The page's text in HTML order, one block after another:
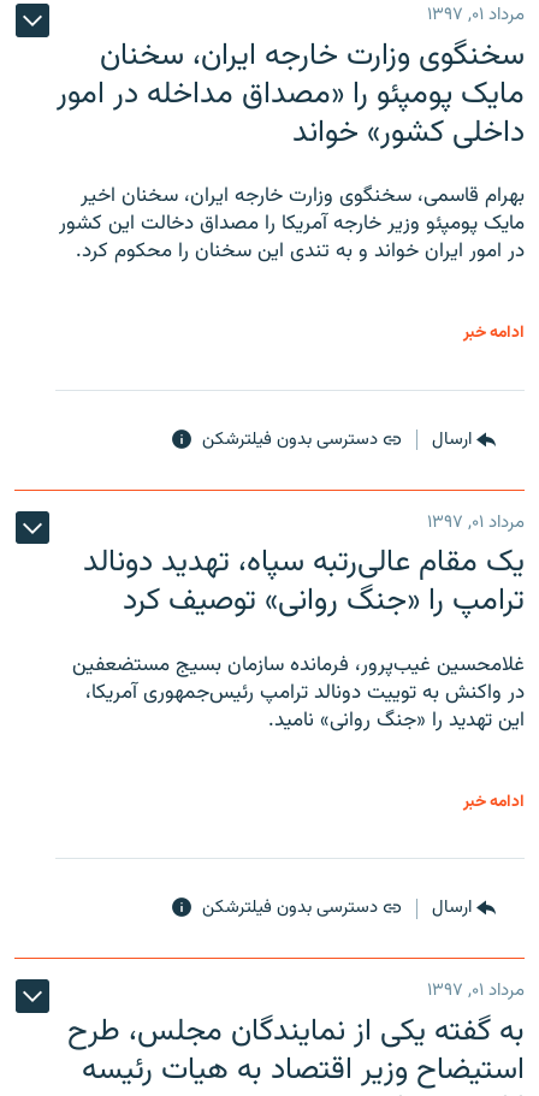
مرداد ۰۱, ۱۳۹۷
سخنگوی وزارت خارجه ایران، سخنان
مایک پومپئو را «مصداق مداخله در امور
داخلی کشور» خواند
بهرام قاسمی، سخنگوی وزارت خارجه ایران، سخنان اخیر
مایک پومپئو وزیر خارجه آمریکا را مصداق دخالت این کشور
در امور ایران خواند و به تندی این سخنان را محکوم کرد.
ادامه خبر
ارسال دسترسی بدون فیلترشکن
مرداد ۰۱, ۱۳۹۷
یک مقام عالی‌رتبه سپاه، تهدید دونالد
ترامپ را «جنگ روانی» توصیف کرد
غلامحسین غیب‌پرور، فرمانده سازمان بسیج مستضعفین
در واکنش به توییت دونالد ترامپ رئیس‌جمهوری آمریکا،
این تهدید را «جنگ روانی» نامید.
ادامه خبر
ارسال دسترسی بدون فیلترشکن
مرداد ۰۱, ۱۳۹۷
به گفته یکی از نمایندگان مجلس، طرح
استیضاح وزیر اقتصاد به هیات رئیسه